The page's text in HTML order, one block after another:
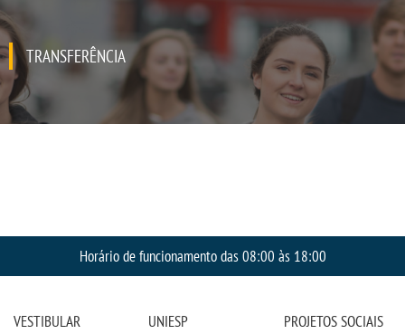
ESTÁGIOS
TRANSFERÊNCIA
Horário de funcionamento das 08:00 às 18:00
VESTIBULAR UNIESP PROJETOS SOCIAIS